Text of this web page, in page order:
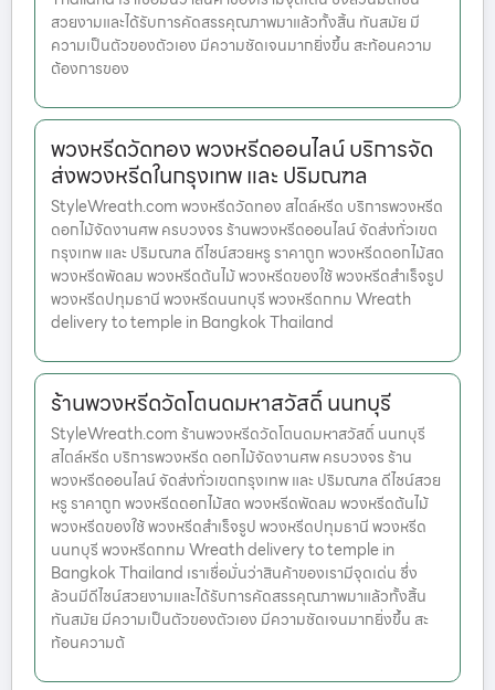
สวยงามและได้รับการคัดสรรคุณภาพมาแล้วทั้งสิ้น ทันสมัย มี
ความเป็นตัวของตัวเอง มีความชัดเจนมากยิ่งขึ้น สะท้อนความ
ต้องการของ
พวงหรีดวัดทอง พวงหรีดออนไลน์ บริการจัด
ส่งพวงหรีดในกรุงเทพ และ ปริมณฑล
StyleWreath.com พวงหรีดวัดทอง สไตล์หรีด บริการพวงหรีด
ดอกไม้จัดงานศพ ครบวงจร ร้านพวงหรีดออนไลน์ จัดส่งทั่วเขต
กรุงเทพ และ ปริมณฑล ดีไซน์สวยหรู ราคาถูก พวงหรีดดอกไม้สด
พวงหรีดพัดลม พวงหรีดต้นไม้ พวงหรีดของใช้ พวงหรีดสำเร็จรูป
พวงหรีดปทุมธานี พวงหรีดนนทบุรี พวงหรีดกทม Wreath
delivery to temple in Bangkok Thailand
ร้านพวงหรีดวัดโตนดมหาสวัสดิ์ นนทบุรี
StyleWreath.com ร้านพวงหรีดวัดโตนดมหาสวัสดิ์ นนทบุรี
สไตล์หรีด บริการพวงหรีด ดอกไม้จัดงานศพ ครบวงจร ร้าน
พวงหรีดออนไลน์ จัดส่งทั่วเขตกรุงเทพ และ ปริมณฑล ดีไซน์สวย
หรู ราคาถูก พวงหรีดดอกไม้สด พวงหรีดพัดลม พวงหรีดต้นไม้
พวงหรีดของใช้ พวงหรีดสำเร็จรูป พวงหรีดปทุมธานี พวงหรีด
นนทบุรี พวงหรีดกทม Wreath delivery to temple in
Bangkok Thailand เราเชื่อมั่นว่าสินค้าของเรามีจุดเด่น ซึ่ง
ล้วนมีดีไซน์สวยงามและได้รับการคัดสรรคุณภาพมาแล้วทั้งสิ้น
ทันสมัย มีความเป็นตัวของตัวเอง มีความชัดเจนมากยิ่งขึ้น สะ
ท้อนความต้